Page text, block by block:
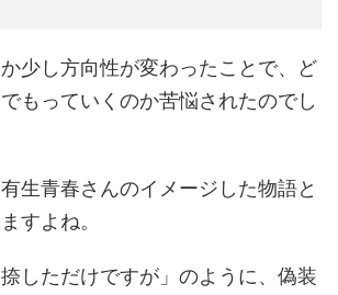
少し方向性が変わったことで、ど
もっていくのか苦悩されたのでし
生青春さんのイメージした物語と
すよね。
捺しただけですが」のように、偽装